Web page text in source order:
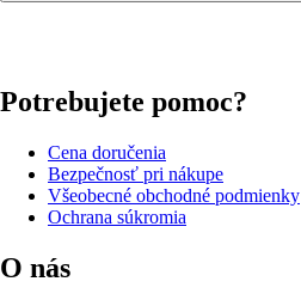
Potrebujete pomoc?
Cena doručenia
Bezpečnosť pri nákupe
Všeobecné obchodné podmienky
Ochrana súkromia
O nás